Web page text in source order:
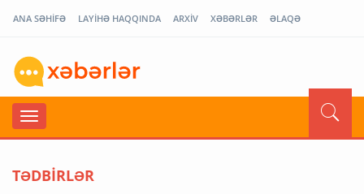
ANA SƏHİFƏ LAYİHƏ HAQQINDA ARXİV XƏBƏRLƏR ƏLAQƏ
TƏDBİRLƏR